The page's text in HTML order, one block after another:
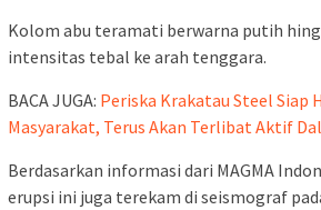
Kolom abu teramati berwarna putih
intensitas tebal ke arah tenggara.
BACA JUGA: Periska Krakatau Steel Siap
Masyarakat, Terus Akan Terlibat Aktif
Berdasarkan informasi dari MAGMA
erupsi ini juga terekam di seismograf